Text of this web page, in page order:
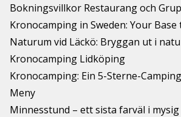
Bokningsvillkor Restaurang och
Kronocamping in Sweden: Your
Naturum vid Läckö: Bryggan ut i
Kronocamping Lidköping
Kronocamping: Ein 5-Sterne-
Meny
Minnesstund – ett sista farväl i